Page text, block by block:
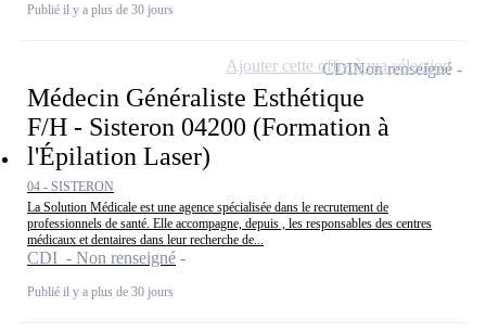
Publié il y a plus de 30 jours
Médecin Généraliste Esthétique
F/H - Sisteron 04200 (Formation à
l'Épilation Laser)
04 - SISTERON
La Solution Médicale est une agence spécialisée dans le recrutement de
professionnels de santé. Elle accompagne, depuis , les responsables des centres
médicaux et dentaires dans leur recherche de...
CDI - Non renseigné
Publié il y a plus de 30 jours
CDINon renseigné
Ajouter cette offre à ma sélection